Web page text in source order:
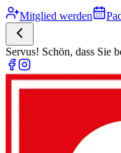
Mitglied werden
Servus! Schön, dass Sie